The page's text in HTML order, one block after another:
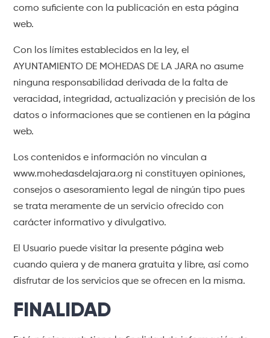
como suficiente con la publicación en esta página
web.
Con los límites establecidos en la ley, el
AYUNTAMIENTO DE MOHEDAS DE LA JARA no asume
ninguna responsabilidad derivada de la falta de
veracidad, integridad, actualización y precisión de los
datos o informaciones que se contienen en la página
web.
Los contenidos e información no vinculan a
www.mohedasdelajara.org ni constituyen opiniones,
consejos o asesoramiento legal de ningún tipo pues
se trata meramente de un servicio ofrecido con
carácter informativo y divulgativo.
El Usuario puede visitar la presente página web
cuando quiera y de manera gratuita y libre, así como
disfrutar de los servicios que se ofrecen en la misma.
FINALIDAD